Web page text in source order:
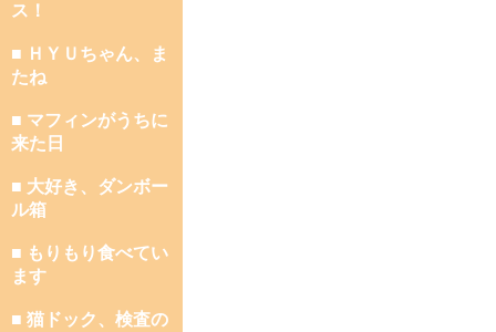
ス！
■ ＨＹＵちゃん、ま
たね
■ マフィンがうちに
来た日
■ 大好き、ダンボー
ル箱
■ もりもり食べてい
ます
■ 猫ドック、検査の